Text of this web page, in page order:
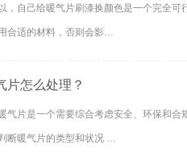
，自己给暖气片刷漆换颜色是一个完全
合适的材料，否则会影…
片怎么处理？
气片是一个需要综合考虑安全、环保和合
断暖气片的类型和状况 …